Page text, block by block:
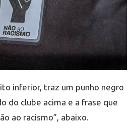
inferior, traz um punho negro
do clube acima e a frase que
ao racismo”, abaixo.